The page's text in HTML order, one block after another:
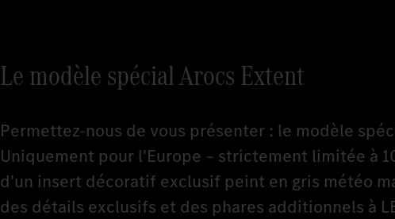
Le modèle spécial Arocs Extent
Permettez-nous de vous présenter : le modèle
Uniquement pour l'Europe – strictement limitée à
d'un insert décoratif exclusif peint en gris météo
des détails exclusifs et des phares additionnels à